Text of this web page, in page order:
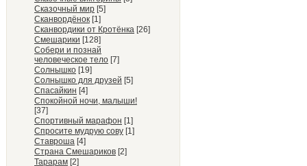
Сказочный мир [5]
Сканвордёнок [1]
Сканвордики от Кротёнка [26]
Смешарики [128]
Собери и познай
человеческое тело [7]
Солнышко [19]
Солнышко для друзей [5]
Спасайкин [4]
Спокойной ночи, малыши!
[37]
Спортивный марафон [1]
Спросите мудрую сову [1]
Ставроша [4]
Страна Смешариков [2]
Тарарам [2]